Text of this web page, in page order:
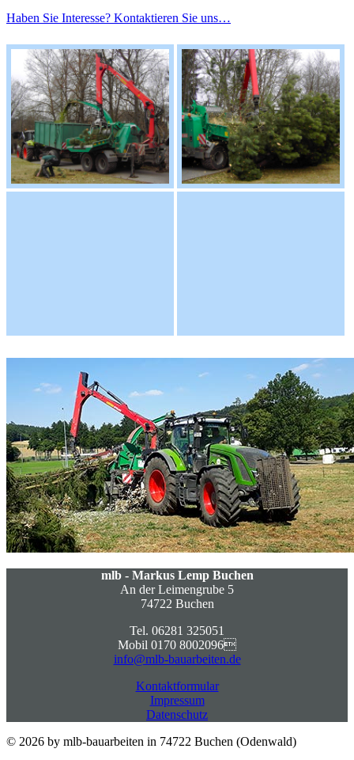
Haben Sie Interesse? Kontaktieren Sie uns…
mlb - Markus Lemp Buchen
An der Leimengrube 5
74722 Buchen
Tel. 06281 325051
Mobil 0170 8002096
info@mlb-bauarbeiten.de
Kontaktformular
Impressum
Datenschutz
© 2026 by mlb-bauarbeiten in 74722 Buchen (Odenwald)